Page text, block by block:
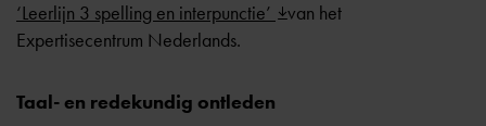
‘Leerlijn 3 spelling en interpunctie’
van het
Expertisecentrum Nederlands.
Taal- en redekundig ontleden